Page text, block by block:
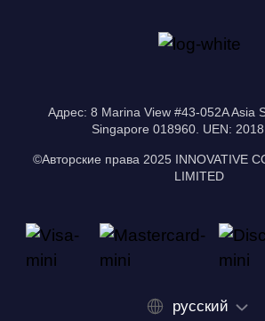
Адрес: 8 Marina View #43-052A Asia
Singapore 018960. UEN:
©Авторские права 2025 INNOVATIVE
LIMITED
русский